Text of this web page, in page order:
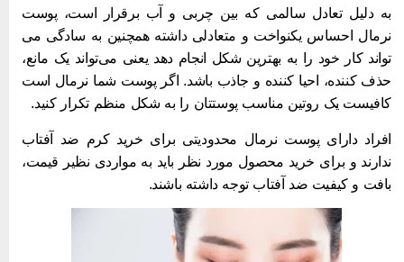
دلیل تعادل سالمی که بین چربی و آب برقرار است، پوست
احساس یکنواخت و متعادلی داشته همچنین به سادگی می
کار خود را به بهترین شکل انجام دهد یعنی می‌تواند یک مانع،
کننده، احیا کننده و جاذب باشد. اگر پوست شما نرمال است
یک روتین مناسب پوستتان را به شکل منظم تکرار کنید.
دارای پوست نرمال محدودیتی برای خرید کرم ضد آفتاب
و برای خرید محصول مورد نظر باید به مواردی نظیر قیمت،
و کیفیت ضد آفتاب توجه داشته باشند.